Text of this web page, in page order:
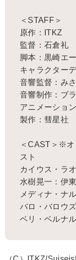
＜STAFF＞
原作：ITKZ
監督：石倉礼
脚本：黒崎エ
キャラクター
音響監督：み
音響制作：ブ
アニメーショ
製作：彗星社
＜CAST＞※オ
スト
カイウス・ラ
水樹晃一：伊
メディナ・ナ
バロ・バロウ
ベリ・ベルナ